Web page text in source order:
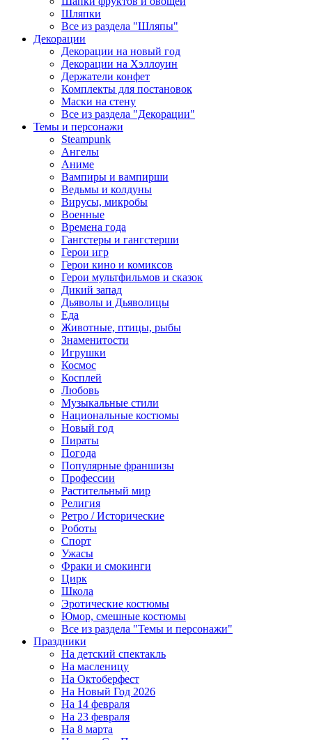
Шляпки
Все из раздела "Шляпы"
Декорации
Декорации на новый год
Декорации на Хэллоуин
Держатели конфет
Комплекты для постановок
Маски на стену
Все из раздела "Декорации"
Темы и персонажи
Steampunk
Ангелы
Аниме
Вампиры и вампирши
Ведьмы и колдуны
Вирусы, микробы
Военные
Времена года
Гангстеры и гангстерши
Герои игр
Герои кино и комиксов
Герои мультфильмов и сказок
Дикий запад
Дьяволы и Дьяволицы
Еда
Животные, птицы, рыбы
Знаменитости
Игрушки
Космос
Косплей
Любовь
Музыкальные стили
Национальные костюмы
Новый год
Пираты
Погода
Популярные франшизы
Профессии
Растительный мир
Религия
Ретро / Исторические
Роботы
Спорт
Ужасы
Фраки и смокинги
Цирк
Школа
Эротические костюмы
Юмор, смешные костюмы
Все из раздела "Темы и персонажи"
Праздники
На детский спектакль
На масленицу
На Октоберфест
На Новый Год 2026
На 14 февраля
На 23 февраля
На 8 марта